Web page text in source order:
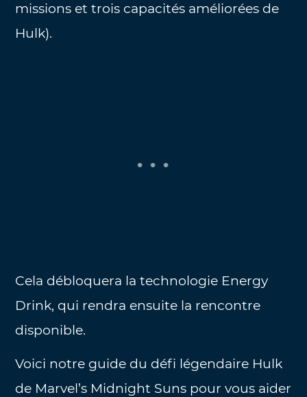
missions et trois capacités améliorées de
Hulk).
Cela débloquera la technologie Energy
Drink, qui rendra ensuite la rencontre
disponible.
Voici notre guide du défi légendaire Hulk
de Marvel’s Midnight Suns pour vous aider